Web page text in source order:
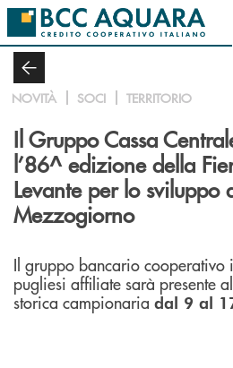
Salta al contenuto principale
NOVITÀ SOCI TERRITORIO
Il Gruppo Cassa
l’86^ edizione della
Levante per lo sviluppo
Mezzogiorno
Il gruppo bancario cooperativo
pugliesi affiliate sarà presente
storica campionaria dal 9 al